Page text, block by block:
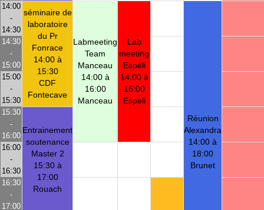
14:00
-
14:30
séminaire de
laboratoire
du Pr
Fonrace
14:00 à
15:30
CDF
Fontecave
Labmeeting
Team
Manceau
14:00 à
16:00
Manceau
Lab
meeting
Espéli
14:00 à
16:00
Espeli
Réunion
Alexandra
14:00 à
18:00
Brunet
14:30
-
15:00
15:00
-
15:30
15:30
-
16:00
Entrainement
soutenance
Master 2
15:30 à
17:00
Rouach
16:00
-
16:30
16:30
-
17:00